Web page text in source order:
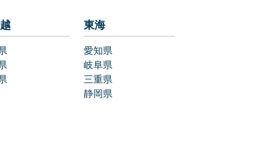
東海
愛知県
岐阜県
三重県
静岡県